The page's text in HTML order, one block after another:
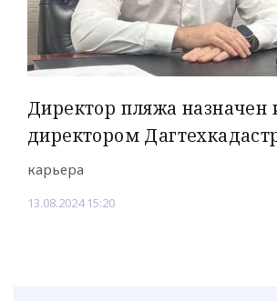
Директор пляжа назначен
директором
карьера
13.08.2024 15:20